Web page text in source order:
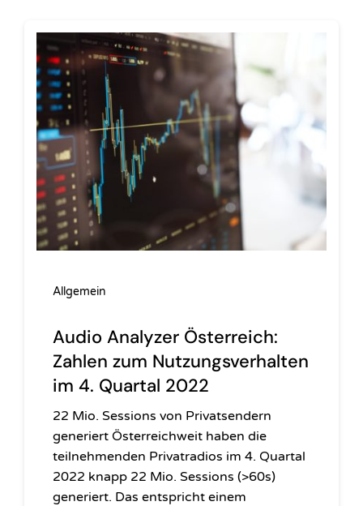
Allgemein
Audio Analyzer Österreich:
Zahlen zum Nutzungsverhalten
im 4. Quartal 2022
22 Mio. Sessions von Privatsendern
generiert Österreichweit haben die
teilnehmenden Privatradios im 4. Quartal
2022 knapp 22 Mio. Sessions (>60s)
generiert. Das entspricht einem